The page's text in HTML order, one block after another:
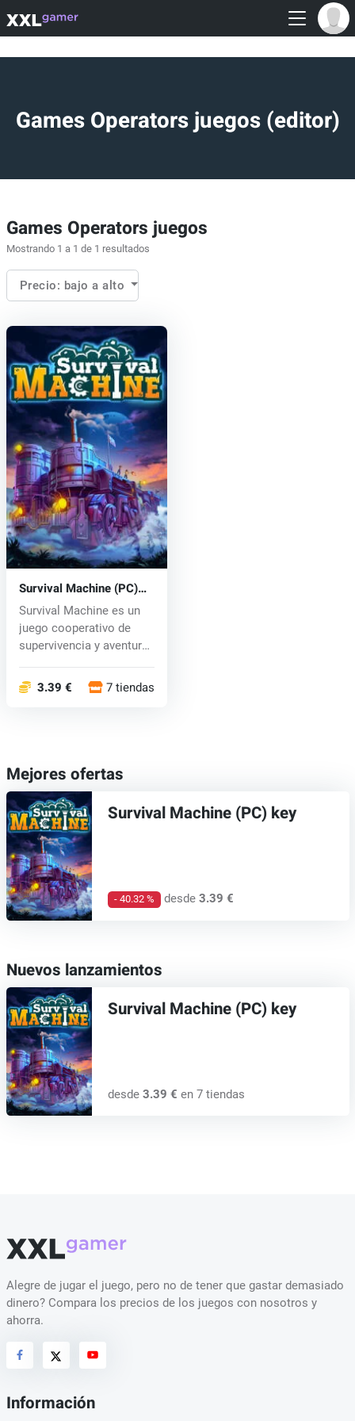
Games Operators juegos (editor)
Games Operators juegos
Mostrando 1 a 1 de 1 resultados
Precio: bajo a alto
Survival Machine (PC)
key
Survival Machine es un
juego cooperativo de
supervivencia y aventura
3.39 € 7 tiendas
Mejores ofertas
Survival Machine (PC) key
- 40.32 % desde3.39 €
Nuevos lanzamientos
Survival Machine (PC) key
desde 3.39 € en 7 tiendas
Alegre de jugar el juego, pero no de tener que gastar demasiado
dinero? Compara los precios de los juegos con nosotros y
ahorra.
Información